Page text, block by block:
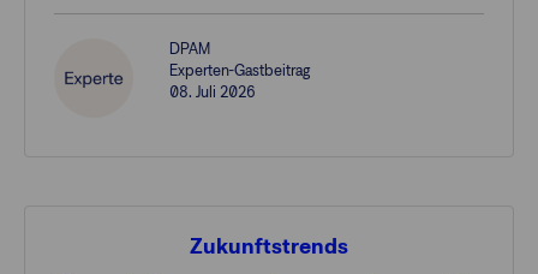
DPAM
Experten-Gastbeitrag
08. Juli 2026
Zukunftstrends